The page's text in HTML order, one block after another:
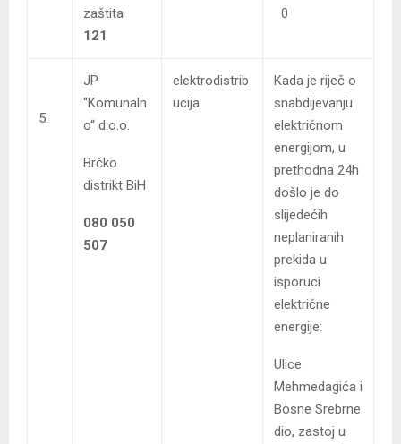
zaštita
121
0
5.
JP
“Komunaln
o“ d.o.o.
Brčko
distrikt BiH
080 050
507
elektrodistrib
ucija
Kada je riječ o
snabdijevanju
električnom
energijom, u
prethodna 24h
došlo je do
slijedećih
neplaniranih
prekida u
isporuci
električne
energije:
Ulice
Mehmedagića i
Bosne Srebrne
dio, zastoj u